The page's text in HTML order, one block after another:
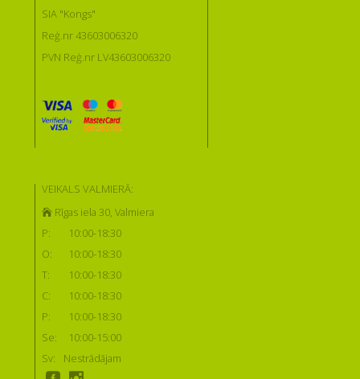
SIA "Kongs"
Reģ.nr 43603006320
PVN Reģ.nr LV43603006320
VEIKALS VALMIERĀ:
Rīgas iela 30, Valmiera
P:
10:00-18:30
O:
10:00-18:30
T:
10:00-18:30
C:
10:00-18:30
P:
10:00-18:30
Se:
10:00-15:00
Sv:
Nestrādājam